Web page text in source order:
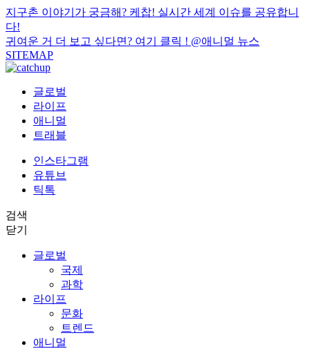
지구촌 이야기가 궁금해? 케찹! 실시간 세계 이슈를 공유합니
다!
귀여운 거 더 보고 싶다면? 여기 클릭 ! @애니멀 뉴스
SITEMAP
글로벌
라이프
애니멀
트래블
인스타그램
유튜브
틱톡
검색
닫기
글로벌
국제
과학
라이프
문화
트렌드
애니멀